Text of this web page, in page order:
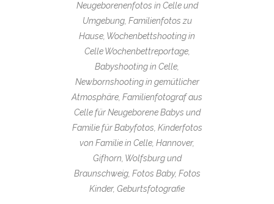
Neugeborenenfotos in Celle und
Umgebung, Familienfotos zu
Hause, Wochenbettshooting in
Celle Wochenbettreportage,
Babyshooting in Celle,
Newbornshooting in gemütlicher
Atmosphäre, Familienfotograf aus
Celle für Neugeborene Babys und
Familie für Babyfotos, Kinderfotos
von Familie in Celle, Hannover,
Gifhorn, Wolfsburg und
Braunschweig, Fotos Baby, Fotos
Kinder, Geburtsfotografie